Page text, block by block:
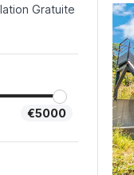
Gratuite
€5000